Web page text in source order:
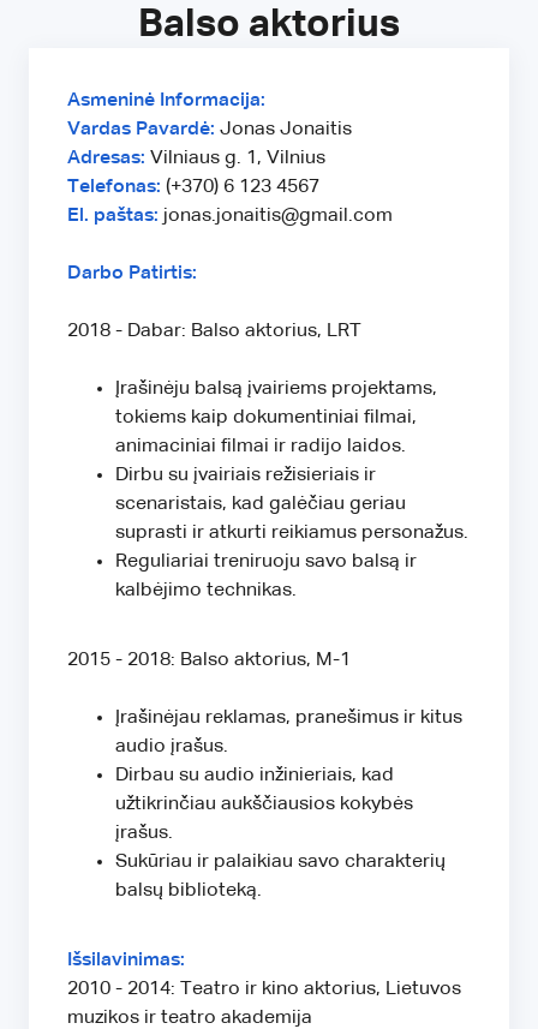
Balso aktorius
Asmeninė Informacija:
Vardas Pavardė: Jonas Jonaitis
Adresas: Vilniaus g. 1, Vilnius
Telefonas: (+370) 6 123 4567
El. paštas: jonas.jonaitis@gmail.com
Darbo Patirtis:
2018 - Dabar: Balso aktorius, LRT
Įrašinėju balsą įvairiems projektams,
tokiems kaip dokumentiniai filmai,
animaciniai filmai ir radijo laidos.
Dirbu su įvairiais režisieriais ir
scenaristais, kad galėčiau geriau
suprasti ir atkurti reikiamus personažus.
Reguliariai treniruoju savo balsą ir
kalbėjimo technikas.
2015 - 2018: Balso aktorius, M-1
Įrašinėjau reklamas, pranešimus ir kitus
audio įrašus.
Dirbau su audio inžinieriais, kad
užtikrinčiau aukščiausios kokybės
įrašus.
Sukūriau ir palaikiau savo charakterių
balsų biblioteką.
Išsilavinimas:
2010 - 2014: Teatro ir kino aktorius, Lietuvos
muzikos ir teatro akademija